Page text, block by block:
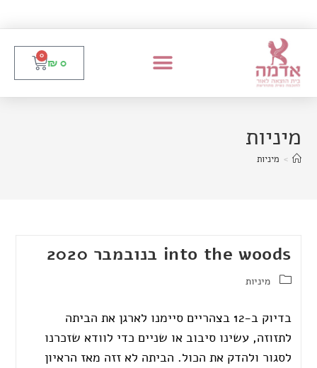
₪ 0
0
מיניות
> מיניות
into the woods בנובמבר 2020
מיניות
בדיוק ב-12 בצהריים סיימנו לארגן את הביתה
לתזוזה, עשינו סיבוב או שניים כדי לוודא שזכרנו
לסגור ולהדק את הכול. הביתה לא זזה מאז הראיון